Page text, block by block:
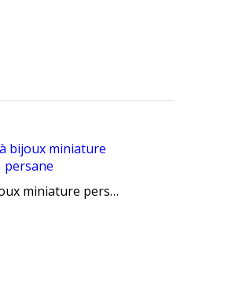
Boîte à bijoux miniature persane